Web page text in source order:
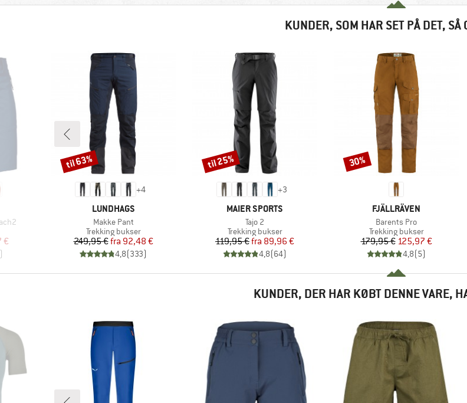
KUNDER, SOM HAR SET PÅ DET, SÅ
€
+4
MÆRKE
LUNDHAGS
Artikel
Makke Pant
Produktgruppe
Trekking bukser
Pris
249,95 € Nedsat pris
fra 92,48 €
4,8(333)
Rabat
til 63%
+3
MÆRKE
MAIER SPORTS
Artikel
Tajo 2
Produktgruppe
Trekking bukser
Pris
119,95 € Nedsat pris
fra 89,96 €
4,8(64)
Rabat
til 25%
MÆRKE
FJÄLLRÄVEN
Artikel
Barents Pro
Produktgruppe
Trekking bukser
Pris
179,95 €Nedsat pris
125,97 €
4,8(5)
Rabat
30%
KUNDER, DER HAR KØBT DENNE VARE,